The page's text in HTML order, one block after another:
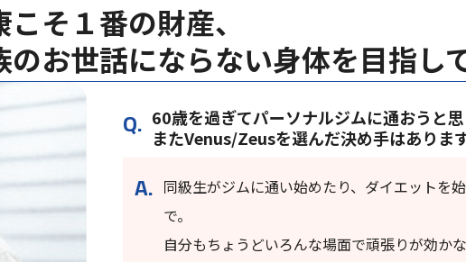
そ１番の財産、
のお世話にならない身体を目指し
60歳を過ぎてパーソナルジムに通おうと
またVenus/Zeusを選んだ決め手はありま
同級生がジムに通い始めたり、ダイエットを
で。
自分もちょうどいろんな場面で頑張りが効か